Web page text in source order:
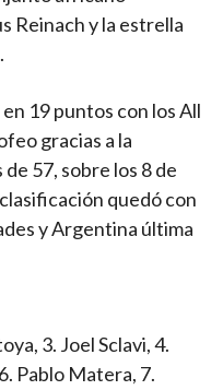
Reinach y la estrella
19 puntos con los All
gracias a la
57, sobre los 8 de
quedó con
y Argentina última
3. Joel Sclavi, 4.
Pablo Matera, 7.